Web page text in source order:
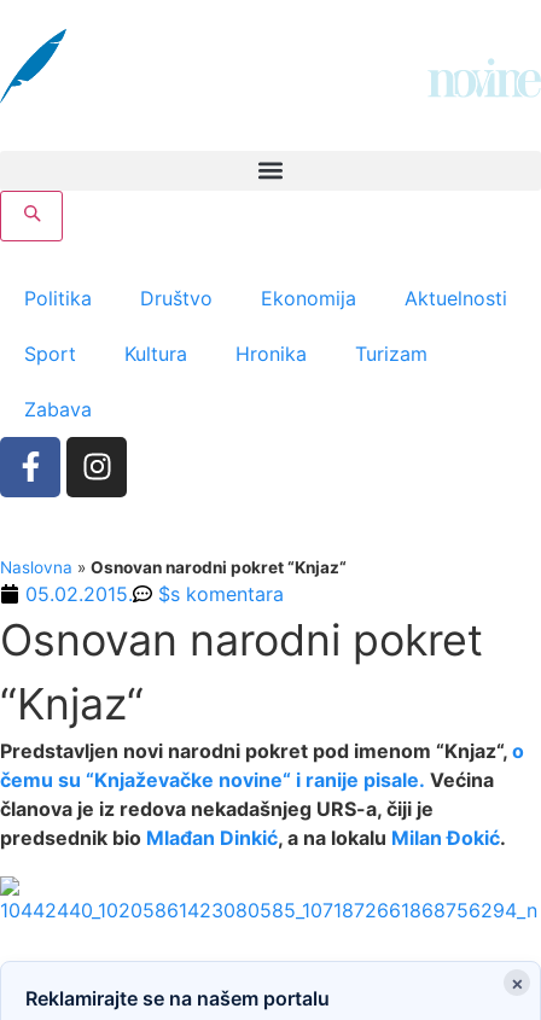
Politika Društvo Ekonomija Aktuelnosti
Sport Kultura Hronika Turizam
Zabava
Naslovna » Osnovan narodni pokret “Knjaz“
05.02.2015. $s komentara
Osnovan narodni pokret
“Knjaz“
Predstavljen novi narodni pokret pod imenom “Knjaz“, o
čemu su “Knjaževačke novine“ i ranije pisale. Većina
članova je iz redova nekadašnjeg URS-a, čiji je
predsednik bio Mlađan Dinkić, a na lokalu Milan Đokić.
×
Reklamirajte se na našem portalu